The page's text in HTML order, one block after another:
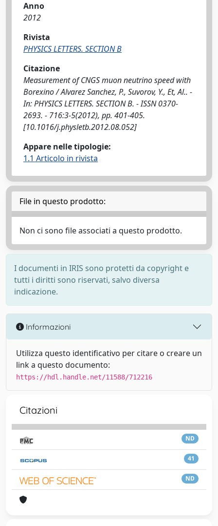
Anno
2012
Rivista
PHYSICS LETTERS. SECTION B
Citazione
Measurement of CNGS muon neutrino speed with
Borexino / Alvarez Sanchez, P., Suvorov, Y., Et, Al.. -
In: PHYSICS LETTERS. SECTION B. - ISSN 0370-
2693. - 716:3-5(2012), pp. 401-405.
[10.1016/j.physletb.2012.08.052]
Appare nelle tipologie:
1.1 Articolo in rivista
File in questo prodotto:
Non ci sono file associati a questo prodotto.
I documenti in IRIS sono protetti da copyright e
tutti i diritti sono riservati, salvo diversa
indicazione.
Informazioni
Utilizza questo identificativo per citare o creare un
link a questo documento:
https://hdl.handle.net/11588/712216
Citazioni
ND
41
ND